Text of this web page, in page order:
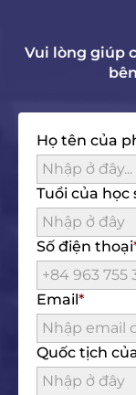
Vui lòng giúp
Họ tên của
Tuổi của học
Số điện thoại
Email
Quốc tịch